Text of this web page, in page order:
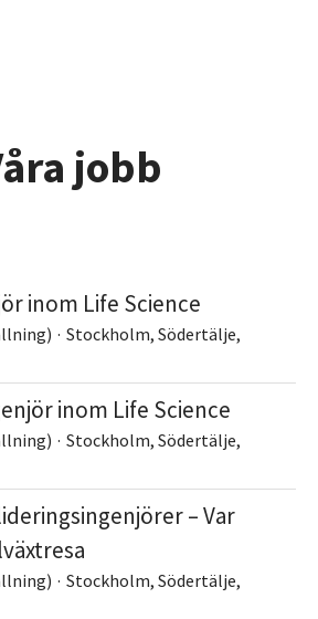
jobb
inom Life Science
· Stockholm, Södertälje,
inom Life Science
· Stockholm, Södertälje,
– Var
· Stockholm, Södertälje,